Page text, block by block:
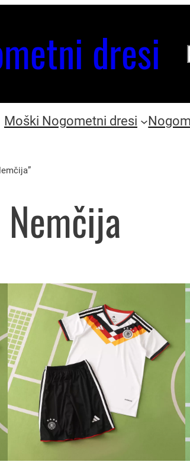
dresi
Moški Nogometni dresi